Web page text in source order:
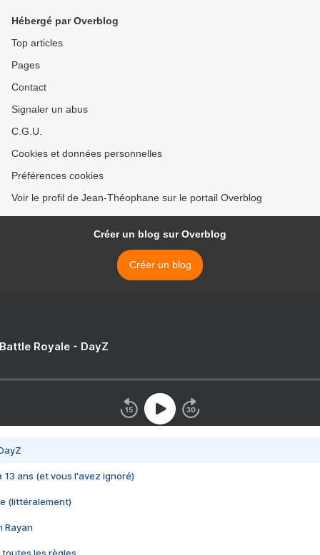
Hébergé par Overblog
Top articles
Pages
Contact
Signaler un abus
C.G.U.
Cookies et données personnelles
Préférences cookies
Voir le profil de Jean-Théophane sur le portail Overblog
Créer un blog sur Overblog
Créer un blog
Royale - DayZ
13 ans (et vous l'avez ignoré)
(littéralement)
Rayan
toutes les règles